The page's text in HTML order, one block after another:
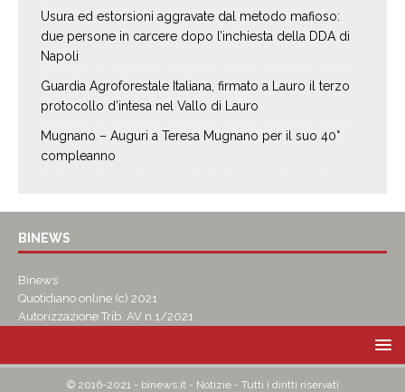
Usura ed estorsioni aggravate dal metodo mafioso:
due persone in carcere dopo l’inchiesta della DDA di
Napoli
Guardia Agroforestale Italiana, firmato a Lauro il terzo
protocollo d’intesa nel Vallo di Lauro
Mugnano – Auguri a Teresa Mugnano per il suo 40°
compleanno
BINEWS
Binews
Quotidiano online (c) 2021
Autorizzazione Trib. AV n.1/2021
© 2016-2021 - binews.it - Notizie - Tutti i diritti riservati